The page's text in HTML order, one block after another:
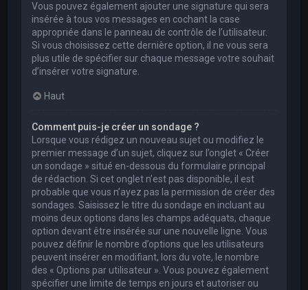
Vous pouvez également ajouter une signature qui sera
insérée à tous vos messages en cochant la case
appropriée dans le panneau de contrôle de l’utilisateur.
Si vous choisissez cette dernière option, il ne vous sera
plus utile de spécifier sur chaque message votre souhait
d’insérer votre signature.
Haut
Comment puis-je créer un sondage ?
Lorsque vous rédigez un nouveau sujet ou modifiez le
premier message d’un sujet, cliquez sur l’onglet « Créer
un sondage » situé en-dessous du formulaire principal
de rédaction. Si cet onglet n’est pas disponible, il est
probable que vous n’ayez pas la permission de créer des
sondages. Saisissez le titre du sondage en incluant au
moins deux options dans les champs adéquats, chaque
option devant être insérée sur une nouvelle ligne. Vous
pouvez définir le nombre d’options que les utilisateurs
peuvent insérer en modifiant, lors du vote, le nombre
des « Options par utilisateur ». Vous pouvez également
spécifier une limite de temps en jours et autoriser ou